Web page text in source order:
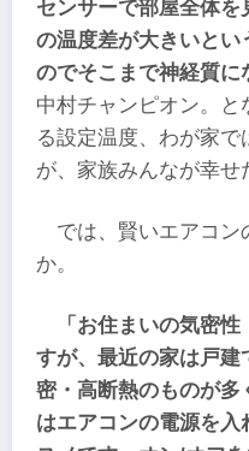
センサーで部屋全体
の温度差が大きいと
のでそこまで神経質に
中村チャンピオン。と
る設定温度、わが家
が、家族みんなが幸せ
では、賢いエアコン
か。
「お住まいの気密
すが、最近の家は戸
密・高断熱のものが
はエアコンの電源を